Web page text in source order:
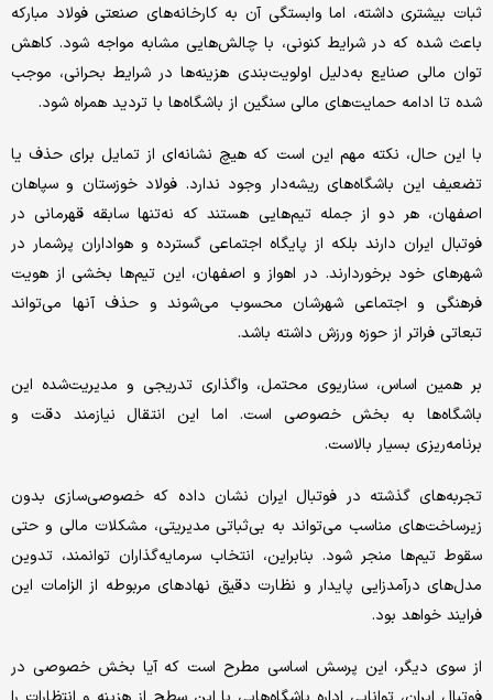
ثبات بیشتری داشته، اما وابستگی آن به کارخانه‌های صنعتی فولاد مبارکه
باعث شده که در شرایط کنونی، با چالش‌هایی مشابه مواجه شود. کاهش
توان مالی صنایع به‌دلیل اولویت‌بندی هزینه‌ها در شرایط بحرانی، موجب
شده تا ادامه حمایت‌های مالی سنگین از باشگاه‌ها با تردید همراه شود.
با این حال، نکته مهم این است که هیچ نشانه‌ای از تمایل برای حذف یا
تضعیف این باشگاه‌های ریشه‌دار وجود ندارد. فولاد خوزستان و سپاهان
اصفهان، هر دو از جمله تیم‌هایی هستند که نه‌تنها سابقه قهرمانی در
فوتبال ایران دارند بلکه از پایگاه اجتماعی گسترده و هواداران پرشمار در
شهرهای خود برخوردارند. در اهواز و اصفهان، این تیم‌ها بخشی از هویت
فرهنگی و اجتماعی شهرشان محسوب می‌شوند و حذف آنها می‌تواند
تبعاتی فراتر از حوزه ورزش داشته باشد.
بر همین اساس، سناریوی محتمل، واگذاری تدریجی و مدیریت‌شده این
باشگاه‌ها به بخش خصوصی است. اما این انتقال نیازمند دقت و
برنامه‌ریزی بسیار بالاست.
تجربه‌های گذشته در فوتبال ایران نشان داده که خصوصی‌سازی بدون
زیرساخت‌های مناسب می‌تواند به بی‌ثباتی مدیریتی، مشکلات مالی و حتی
سقوط تیم‌ها منجر شود. بنابراین، انتخاب سرمایه‌گذاران توانمند، تدوین
مدل‌های درآمدزایی پایدار و نظارت دقیق نهادهای مربوطه از الزامات این
فرایند خواهد بود.
از سوی دیگر، این پرسش اساسی مطرح است که آیا بخش خصوصی در